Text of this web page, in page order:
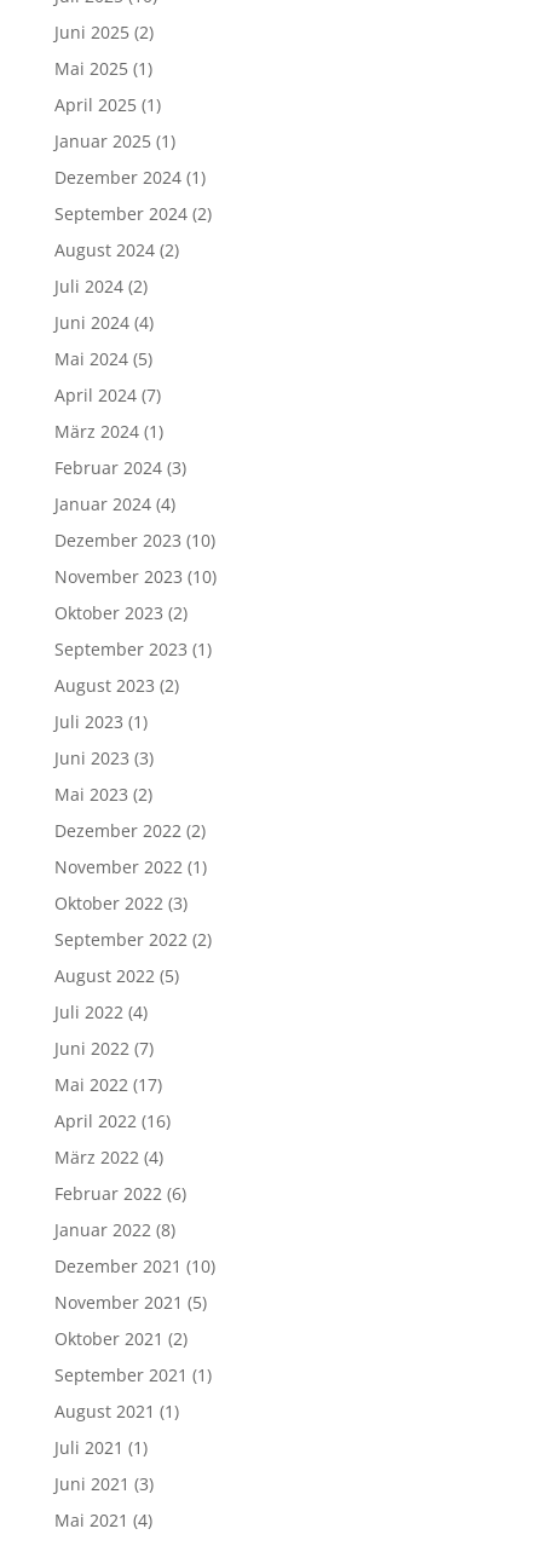
Juni 2025(2)
Mai 2025(1)
April 2025(1)
Januar 2025(1)
Dezember 2024(1)
September 2024(2)
August 2024(2)
Juli 2024(2)
Juni 2024(4)
Mai 2024(5)
April 2024(7)
März 2024(1)
Februar 2024(3)
Januar 2024(4)
Dezember 2023 (10)
November 2023 (10)
Oktober 2023 (2)
September 2023 (1)
August 2023 (2)
Juli 2023 (1)
Juni 2023 (3)
Mai 2023 (2)
Dezember 2022(2)
November 2022(1)
Oktober 2022(3)
September 2022(2)
August 2022(5)
Juli 2022(4)
Juni 2022(7)
Mai 2022(17)
April 2022(16)
März 2022(4)
Februar 2022(6)
Januar 2022(8)
Dezember 2021 (10)
November 2021 (5)
Oktober 2021 (2)
September 2021 (1)
August 2021 (1)
Juli 2021 (1)
Juni 2021 (3)
Mai 2021 (4)